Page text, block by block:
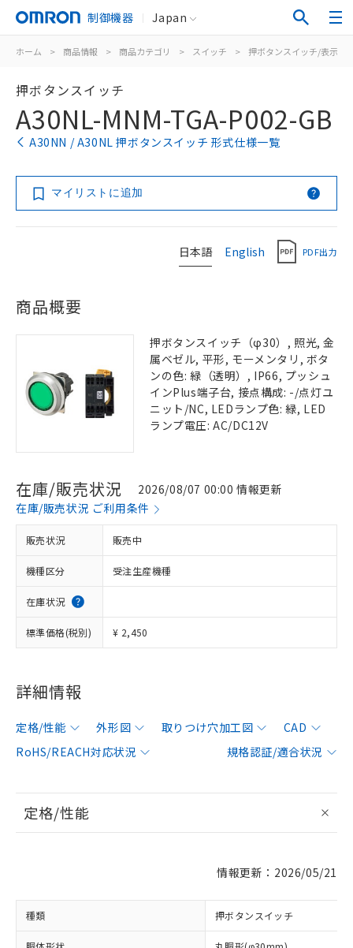
制御機器 Japan
ホーム > 商品情報 > 商品カテゴリ > スイッチ > 押ボタンスイッチ/表示灯
押ボタンスイッチ
A30NL-MNM-TGA-P002-GB
A30NN / A30NL 押ボタンスイッチ 形式仕様一覧
マイリストに追加
日本語 English PDF出力
商品概要
押ボタンスイッチ（φ30）, 照光, 金
属ベゼル, 平形, モーメンタリ, ボタ
ンの色: 緑（透明）, IP66, プッシュ
インPlus端子台, 接点構成: -/点灯ユ
ニット/NC, LEDランプ色: 緑, LED
ランプ電圧: AC/DC12V
在庫/販売状況
2026/08/07 00:00 情報更新
在庫/販売状況 ご利用条件
販売状況 販売中
機種区分 受注生産機種
在庫状況
標準価格(税別) ¥ 2,450
詳細情報
定格/性能 外形図 取りつけ穴加工図
CAD
RoHS/REACH対応状況
規格認証/適合状況
定格/性能
情報更新：2026/05/21
種類 押ボタンスイッチ